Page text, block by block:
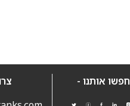
חפשו אותנו -